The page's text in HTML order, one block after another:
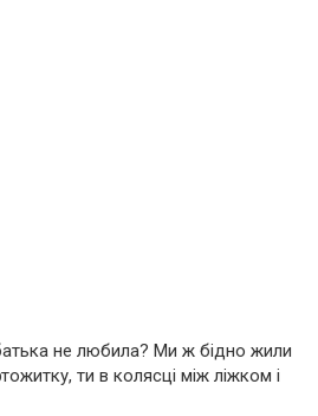
не любила? Ми ж бідно жили
ти в колясці між ліжком і